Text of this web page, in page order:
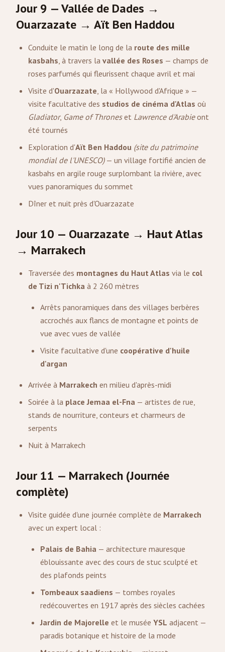
Jour 9 — Vallée de Dades →
Ouarzazate → Aït Ben Haddou
Conduite le matin le long de la route des mille
kasbahs, à travers la vallée des Roses — champs de
roses parfumés qui fleurissent chaque avril et mai
Visite d'Ouarzazate, la « Hollywood d'Afrique » —
visite facultative des studios de cinéma d'Atlas où
Gladiator, Game of Throneset Lawrence d'Arabieont
été tournés
Exploration d'Aït Ben Haddou (site du patrimoine
mondial de l'UNESCO)— un village fortifié ancien de
kasbahs en argile rouge surplombant la rivière, avec
vues panoramiques du sommet
Dîner et nuit près d'Ouarzazate
Jour 10 — Ouarzazate → Haut Atlas
→ Marrakech
Traversée des montagnes du Haut Atlas via le col
de Tizi n'Tichka à 2 260 mètres
Arrêts panoramiques dans des villages berbères
accrochés aux flancs de montagne et points de
vue avec vues de vallée
Visite facultative d'une coopérative d'huile
d'argan
Arrivée à Marrakech en milieu d'après-midi
Soirée à la place Jemaa el-Fna — artistes de rue,
stands de nourriture, conteurs et charmeurs de
serpents
Nuit à Marrakech
Jour 11 — Marrakech (Journée
complète)
Visite guidée d'une journée complète de Marrakech
avec un expert local :
Palais de Bahia — architecture mauresque
éblouissante avec des cours de stuc sculpté et
des plafonds peints
Tombeaux saadiens — tombes royales
redécouvertes en 1917 après des siècles cachées
Jardin de Majorelle et le musée YSL adjacent —
paradis botanique et histoire de la mode